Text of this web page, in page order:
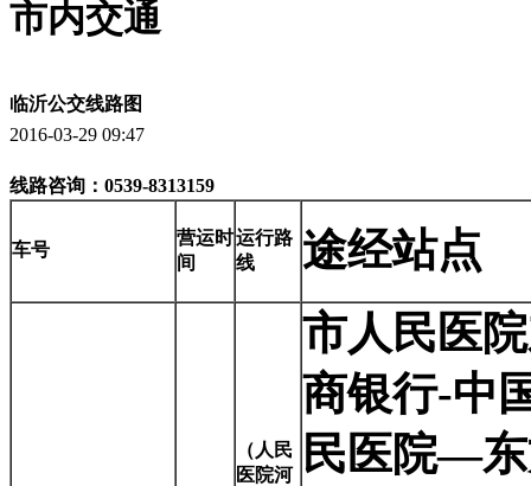
市内交通
临沂公交线路图
2016-03-29 09:47
线路咨询：0539-8313159
车号
营运时
间
运行路
线
途经站点
（人民
医院河
市人民医
商银行-中
民医院—